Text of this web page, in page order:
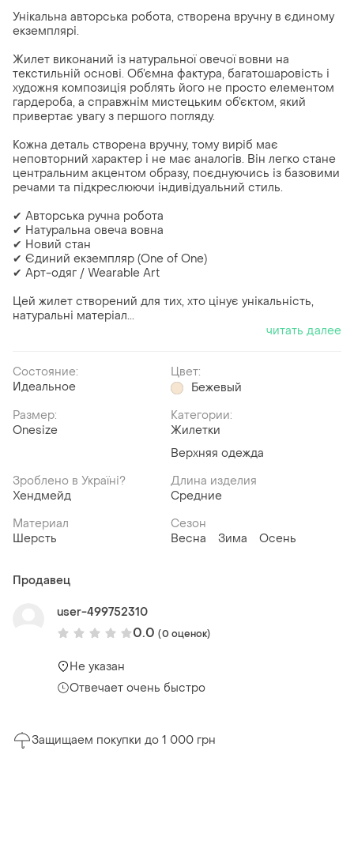
Унікальна авторська робота, створена вручну в єдиному
екземплярі.
Жилет виконаний із натуральної овечої вовни на
текстильній основі. Об’ємна фактура, багатошаровість і
художня композиція роблять його не просто елементом
гардероба, а справжнім мистецьким об’єктом, який
привертає увагу з першого погляду.
Кожна деталь створена вручну, тому виріб має
неповторний характер і не має аналогів. Він легко стане
центральним акцентом образу, поєднуючись із базовими
речами та підкреслюючи індивідуальний стиль.
✔ Авторська ручна робота
✔ Натуральна овеча вовна
✔ Новий стан
✔ Єдиний екземпляр (One of One)
✔ Арт-одяг / Wearable Art
Цей жилет створений для тих, хто цінує унікальність,
натуральні матеріал...
читать далее
Состояние:
Идеальное
Цвет:
Бежевый
Размер:
Onesize
Категории:
Жилетки
Верхняя одежда
Зроблено в Україні?
Хендмейд
Длина изделия
Средние
Материал
Шерсть
Сезон
Весна
Зима Осень
Продавец
user-499752310
0.0 (0 оценок)
Не указан
Отвечает очень быстро
Защищаем покупки до 1 000 грн